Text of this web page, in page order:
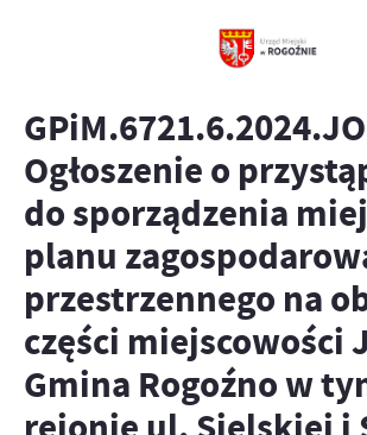
GPiM.6721.6.2024.JO
Ogłoszenie o
do sporządzenia
planu
przestrzennego na
części miejscowości
Gmina Rogoźno w